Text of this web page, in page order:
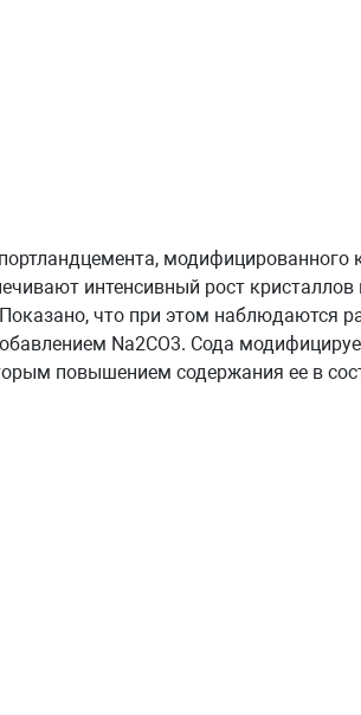
модифицированного
интенсивный рост
что при этом наблюдаются
Na2CO3. Сода
повышением содержания ее в